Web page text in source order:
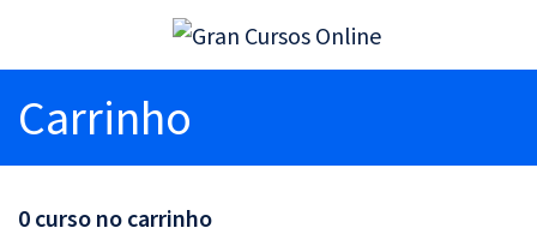
Carrinho
0 curso no carrinho